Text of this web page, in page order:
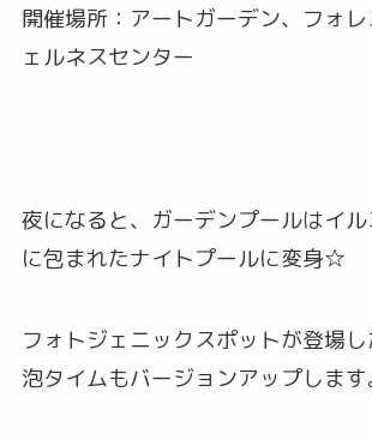
開催場所：アートガーデン、フォ
ェルネスセンター
夜になると、ガーデンプールはイ
に包まれたナイトプールに変身☆
フォトジェニックスポットが登場
泡タイムもバージョンアップします